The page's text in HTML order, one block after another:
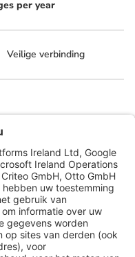
per year
Veilige verbinding